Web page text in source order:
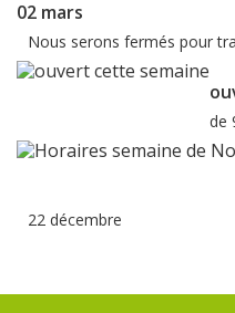
02 mars
Nous serons fermés pour
de
22 décembre